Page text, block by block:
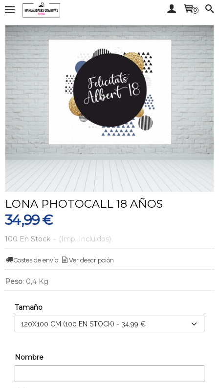
0
LONA PHOTOCALL 18 AÑOS
34,99 €
100 En Stock - (Imp. Incluidos)
Costes de envío Ver descripción
Peso: 0,4 Kg
Tamaño
Nombre